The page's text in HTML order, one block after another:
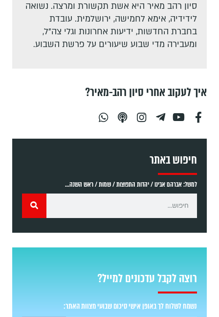
סיון רהב מאיר היא אשת תקשורת ומרצה. נשואה
לידידיה, אימא לחמישה, ירושלמית. עובדת
בחברת החדשות, ידיעות אחרונות וגלי צה"ל,
ומעבירה מדי שבוע שיעורים על פרשת השבוע.
איך לעקוב אחרי סיון רהב-מאיר?
חיפוש באתר
למשל: אברהם אבינו / יהדות התפוצות / שמות / ראש השנה...
רוצה לקבל עדכונים למייל?
נשמח לשלוח לך באופן אישי סיכום שבועי מצוות האתר: